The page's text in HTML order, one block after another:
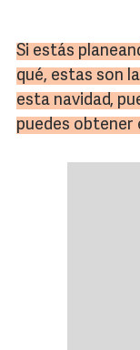
Si estás
qué, estas son
esta navidad,
puedes